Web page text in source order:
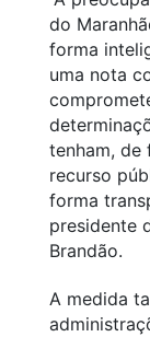
do
forma
uma nota
tenham, de
recurso
forma
presidente
Brandão.
A medida